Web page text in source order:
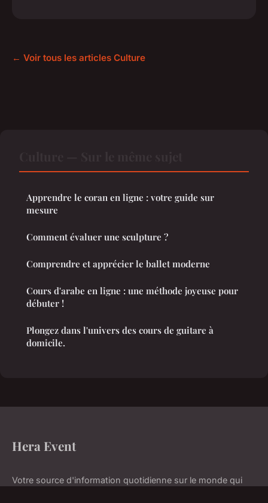
← Voir tous les articles Culture
Apprendre le coran en ligne : votre guide sur
mesure
Comment évaluer une sculpture ?
Comprendre et apprécier le ballet moderne
Cours d'arabe en ligne : une méthode joyeuse pour
débuter !
Plongez dans l'univers des cours de guitare à
domicile.
Hera Event
Votre source d'information quotidienne sur le monde qui